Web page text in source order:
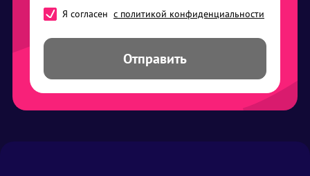
Я согласен с политикой конфиденциальности
Отправить